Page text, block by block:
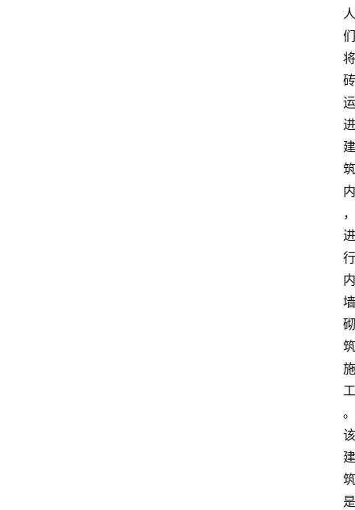
人
们
将
砖
运
进
建
筑
内
，
进
行
内
墙
砌
筑
施
工
。
该
建
筑
是